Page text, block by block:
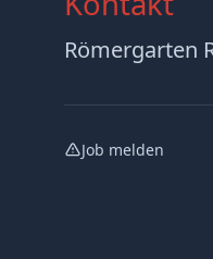
Römergarten
Job melden